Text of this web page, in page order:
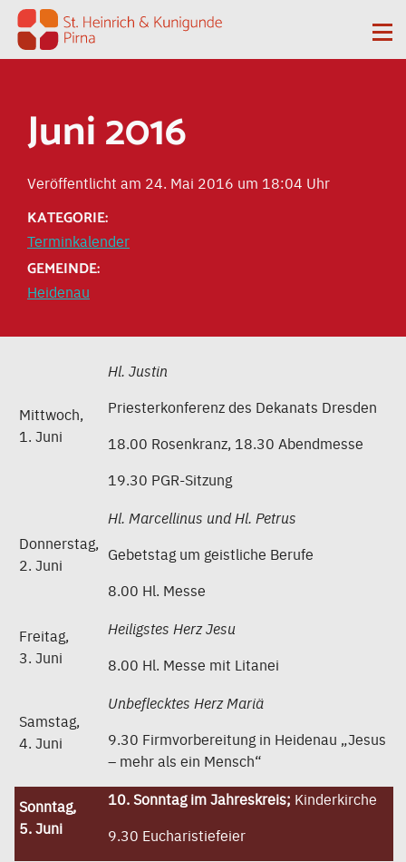
Zum Inhalt springen
Juni 2016
Veröffentlicht am 24. Mai 2016 um 18:04 Uhr
KATEGORIE:
Terminkalender
GEMEINDE:
Heidenau
Mittwoch,
1. Juni
Hl. Justin
Priesterkonferenz des Dekanats Dresden
18.00 Rosenkranz, 18.30 Abendmesse
19.30 PGR-Sitzung
Donnerstag,
2. Juni
Hl. Marcellinus und Hl. Petrus
Gebetstag um geistliche Berufe
8.00 Hl. Messe
Freitag,
3. Juni
Heiligstes Herz Jesu
8.00 Hl. Messe mit Litanei
Samstag,
4. Juni
Unbeflecktes Herz Mariä
9.30 Firmvorbereitung in Heidenau „Jesus
– mehr als ein Mensch“
Sonntag,
5. Juni
10. Sonntag im Jahreskreis; Kinderkirche
9.30 Eucharistiefeier